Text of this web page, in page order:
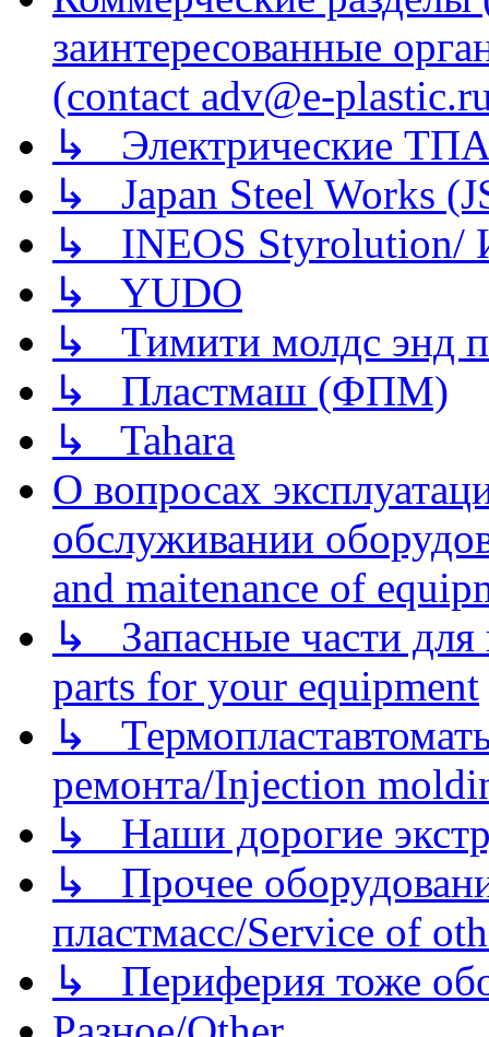
заинтересованные
(contact adv@e-
↳ Электрические
↳ Japan Steel Works
↳ INEOS
↳ YUDO
↳ Тимити молдс энд
↳ Пластмаш (ФПМ)
↳ Tahara
О вопросах
обслуживании
and maitenance of
↳ Запасные части для
parts for your equipment
↳
ремонта/Injection
↳ Наши дорогие
↳ Прочее
пластмасс/Service of
↳ Периферия тоже